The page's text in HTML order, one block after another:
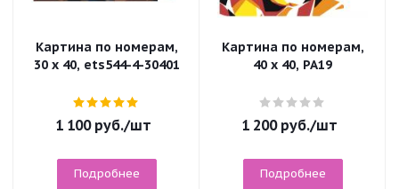
Картина по номерам,
30 x 40, ets544-4-30401
1 100руб./шт
Подробнее
Картина по номерам,
40 x 40, PA19
1 200руб./шт
Подробнее